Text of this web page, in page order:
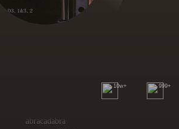
10w+ 999+
abracadabra